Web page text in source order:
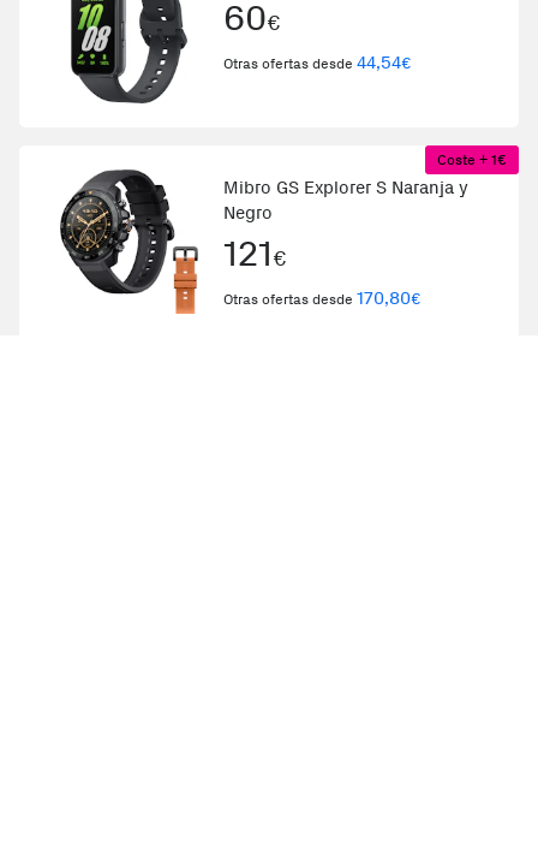
60€
Otras ofertas desde44,54€
Coste + 1€
Mibro GS Explorer S Naranja y
Negro
121€
Otras ofertas desde170,80€